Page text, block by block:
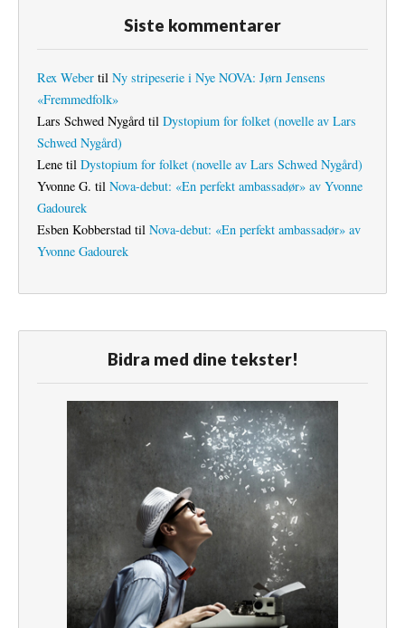
Siste kommentarer
Rex Weber til Ny stripeserie i Nye NOVA: Jørn Jensens
«Fremmedfolk»
Lars Schwed Nygård til Dystopium for folket (novelle av Lars
Schwed Nygård)
Lene til Dystopium for folket (novelle av Lars Schwed Nygård)
Yvonne G. til Nova-debut: «En perfekt ambassadør» av Yvonne
Gadourek
Esben Kobberstad til Nova-debut: «En perfekt ambassadør» av
Yvonne Gadourek
Bidra med dine tekster!